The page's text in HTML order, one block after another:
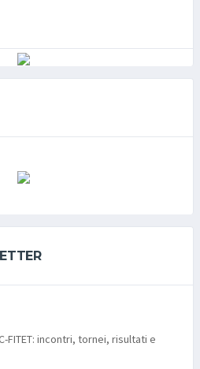
FITET: incontri, tornei, risultati e